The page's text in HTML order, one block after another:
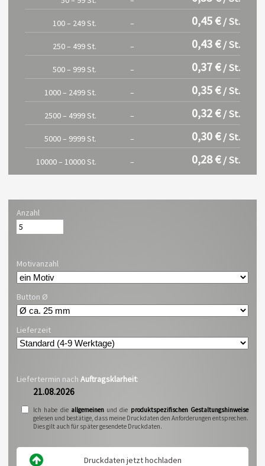
100 – 249 St. – 0,45 €/ St.
250 – 499 St. – 0,43 €/ St.
500 – 999 St. – 0,37 €/ St.
1000 – 2499 St. – 0,35 €/ St.
2500 – 4999 St. – 0,32 €/ St.
5000 – 9999 St. – 0,30 €/ St.
10000 – 10000 St. – 0,28 €/ St.
Anzahl
Motivanzahl
Button Ø
Lieferzeit
Liefertermin nach Auftragsklarheit:
21.08.2026
Ich habe die allgemeinenund die produktspezifischen Gestaltungshinweise
gelesen und bestätige, dass meine Druckdaten den Anforderungen entsprechen.
Dies gilt auch für später gesendete Druckdaten.
Druckdaten jetzt hochladen